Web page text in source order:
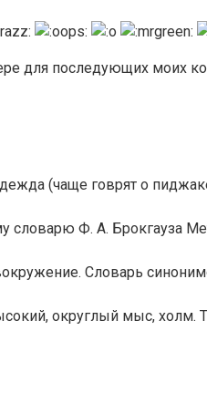
для последующих моих
(чаще говрят о
словарю Ф. А. Брокгауза
Словарь
округлый мыс, холм.